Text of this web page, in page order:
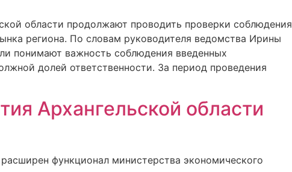
области продолжают проводить проверки соблюдения
региона. По словам руководителя ведомства Ирины
понимают важность соблюдения введенных
долей ответственности. За период проведения
Архангельской области
функционал министерства экономического